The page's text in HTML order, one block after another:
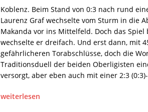
Koblenz. Beim Stand von 0:3 nach rund
Laurenz Graf wechselte vom Sturm in die
Makanda vor ins Mittelfeld. Doch das
wechselte er dreifach. Und erst dann, mit
gefährlicheren Torabschlüsse, doch die
Traditionsduell der beiden Oberligisten
versorgt, aber eben auch mit einer 2:3
weiterlesen